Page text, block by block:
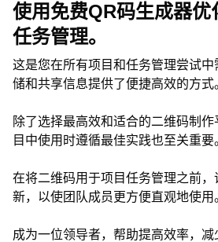
使用免费QR码生成器优
任务管理。
这是您在所有项目和任务管理尝试
储和共享信息提供了便捷高效的方式
除了选择最高效和适合的二维码制
目中使用时遵循最佳实践也至关重要
在将二维码用于项目任务管理之前
新，以使团队成员更方便直观地使用
成为一位领导者，帮助提高效率，